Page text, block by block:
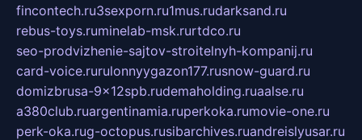
fincontech.ru3sexporn.ru1mus.rudarksand.ru
rebus-toys.ruminelab-msk.rurtdco.ru
seo-prodvizhenie-sajtov-stroitelnyh-kompanij.ru
card-voice.rurulonnyygazon177.rusnow-guard.ru
domizbrusa-9x12spb.rudemaholding.ruaalse.ru
a380club.ruargentinamia.ruperkoka.rumovie-one.ru
perk-oka.rug-octopus.rusibarchives.ruandreislyusar.ru